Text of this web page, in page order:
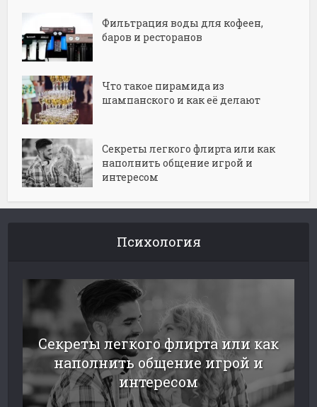
Фильтрация воды для кофеен,
баров и ресторанов
Что такое пирамида из
шампанского и как её делают
Секреты легкого флирта или как
наполнить общение игрой и
интересом
Психология
Секреты легкого флирта или как
наполнить общение игрой и
интересом